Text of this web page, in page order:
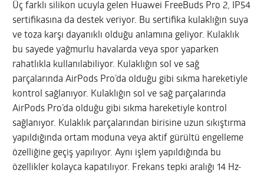
Üç farklı silikon ucuyla gelen Huawei FreeBuds Pro 2, IP54
sertifikasına da destek veriyor. Bu sertifika kulaklığın suya
ve toza karşı dayanıklı olduğu anlamına geliyor. Kulaklık
bu sayede yağmurlu havalarda veya spor yaparken
rahatlıkla kullanılabiliyor. Kulaklığın sol ve sağ
parçalarında AirPods Pro’da olduğu gibi sıkma hareketiyle
kontrol sağlanıyor. Kulaklığın sol ve sağ parçalarında
AirPods Pro’da olduğu gibi sıkma hareketiyle kontrol
sağlanıyor. Kulaklık parçalarından birisine uzun sıkıştırma
yapıldığında ortam moduna veya aktif gürültü engelleme
özelliğine geçiş yapılıyor. Aynı işlem yapıldığında bu
özellikler kolayca kapatılıyor. Frekans tepki aralığı 14 Hz-